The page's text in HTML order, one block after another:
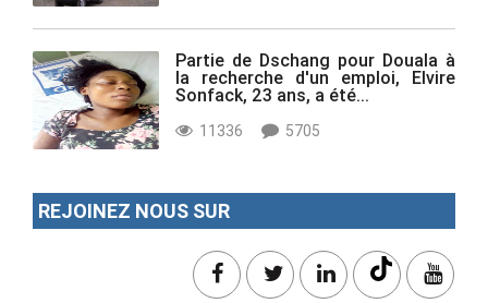
Partie de Dschang pour Douala à
la recherche d'un emploi, Elvire
Sonfack, 23 ans, a été...
11336 5705
REJOINEZ NOUS SUR